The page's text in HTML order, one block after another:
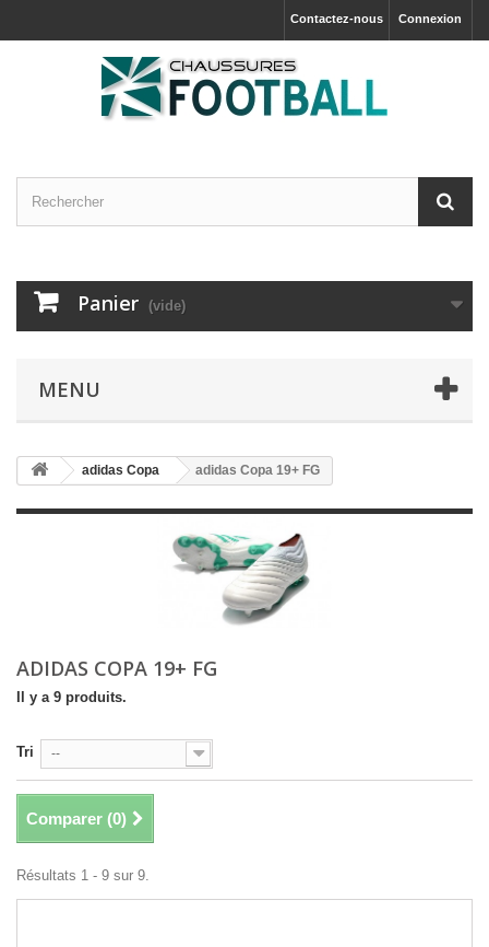
Connexion
Contactez-nous
Panier (vide)
MENU
adidas Copa adidas Copa 19+ FG
ADIDAS COPA 19+ FG
Il y a 9 produits.
Tri --
Comparer (0)
Résultats 1 - 9 sur 9.